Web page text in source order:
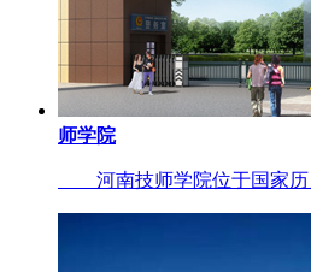
师学院
河南技师学院位于国家历